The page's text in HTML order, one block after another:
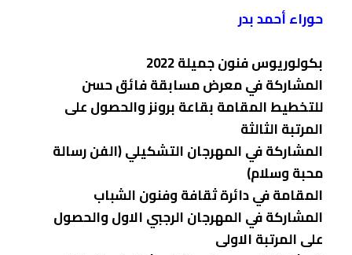
حوراء أحمد بدر
بكولوريوس فنون جميلة 2022
المشاركة في معرض مسابقة فائق حسن
للتخطيط المقامة بقاعة برونز والحصول على
المرتبة الثالثة
المشاركة في المهرجان التشكيلي (الفن رسالة
محبة وسلام)
المقامة في دائرة ثقافة وفنون الشباب
المشاركة في المهرجان الرجبي الاول والحصول
على المرتبة الاولى